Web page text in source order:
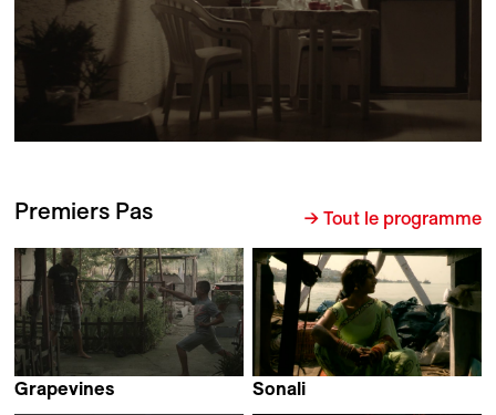
Premiers Pas → Tout le programme
Grapevines
Sonali